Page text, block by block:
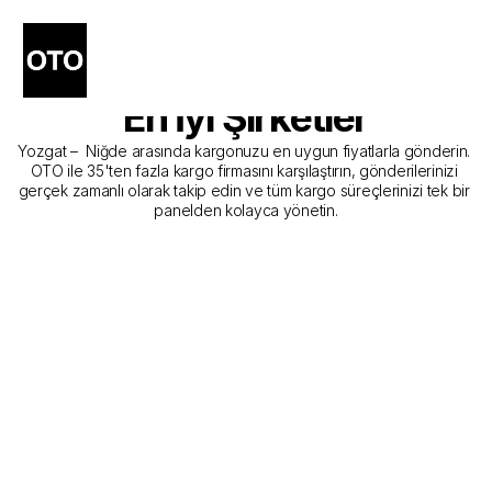
Yozgat - Niğde Kargo
Gönderim Hizmeti Sunan
En İyi Şirketler
Yozgat –  Niğde arasında kargonuzu en uygun fiyatlarla gönderin.
OTO ile 35'ten fazla kargo firmasını karşılaştırın, gönderilerinizi
gerçek zamanlı olarak takip edin ve tüm kargo süreçlerinizi tek bir
panelden kolayca yönetin.